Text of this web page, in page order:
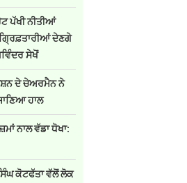
ਪੱਖੀ ਨੀਤੀਆਂ
ਦੇਣਗੇ
ਸੇਖੋਂ
ਦੇ ਚੇਅਰਮੈਨ ਨੇ
ਹਾਲ
ਨਾਲ ਵੱਡਾ ਧੋਖਾ:
ਕੋਟਫੱਤਾ ਵੱਲੋਂ ਲੋਕ